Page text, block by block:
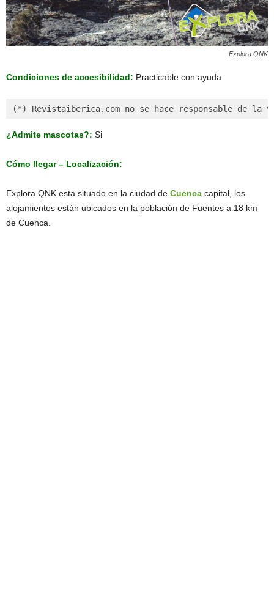
Explora QNK
Condiciones de accesibilidad: Practicable con ayuda
(*) Revistaiberica.com no se hace responsable de
¿Admite mascotas?: Si
Cómo llegar – Localización:
Explora QNK esta situado en la ciudad de Cuenca capital, los
alojamientos están ubicados en la población de Fuentes a 18 km
de Cuenca.